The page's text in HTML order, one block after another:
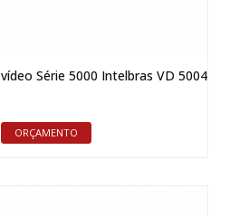
Série 5000 Intelbras VD 5004
ORÇAMENTO